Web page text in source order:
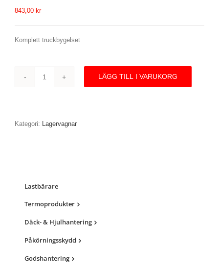
843,00 kr
Komplett truckbygelset
KM600-
Truckbygelset
LÄGG TILL I VARUKORG
Kategori: Lagervagnar
Lastbärare
Termoprodukter
Däck- & Hjulhantering
Påkörningsskydd
Godshantering